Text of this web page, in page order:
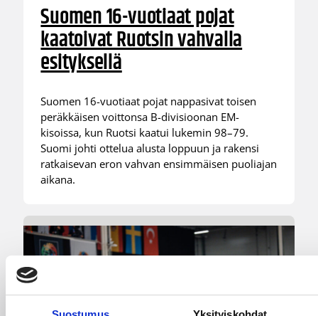
Suomen 16-vuotiaat pojat
kaatoivat Ruotsin vahvalla
esityksellä
Suomen 16-vuotiaat pojat nappasivat toisen
peräkkäisen voittonsa B-divisioonan EM-
kisoissa, kun Ruotsi kaatui lukemin 98–79.
Suomi johti ottelua alusta loppuun ja rakensi
ratkaisevan eron vahvan ensimmäisen puoliajan
aikana.